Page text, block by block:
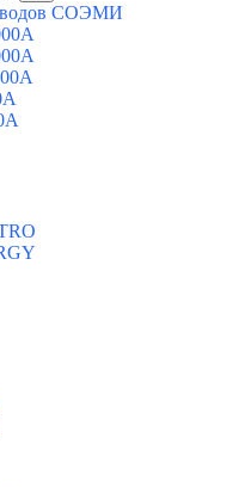
СОЭМИ